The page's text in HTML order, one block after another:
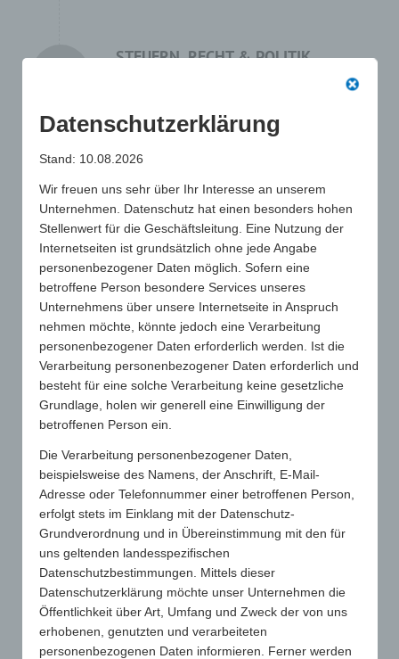
STEUERN, RECHT & POLITIK
vollständige Anerkennung von
Werbeartikeln als Betriebsausgabe.
Als eingetragener Interessenvertreter
(Lobbyregister-Nr.: R002424) handelt der
Gesamtverband GWW in Übereinstimmung
mit dem Verhaltenskodex für
Interessenvertreterinnen und
Interessenvertreter im Rahmen des
Lobbyregistergesetzes.
INTERESSENVERTRETUNG
Der GWW ist Mitglied im BGA
(Bundesverband Großhandel, Außenhandel,
Dienstleistungen e.V.) sowie im ZAW
(Zentralverband der deutschen
Werbewirtschaft e.V.) und vertritt dort die
Interessen und Belange der Mitglieder.
SERVICE & ANGEBOTE
Kontinuierlicher Auf- und Ausbau unseres
Leistungsspektrums mit exklusiven Service-
und Dienstleistungsangeboten für
Mitglieder.
Datenschutzerklärung
Stand: 10.08.2026
Wir freuen uns sehr über Ihr Interesse an unserem
Unternehmen. Datenschutz hat einen besonders hohen
Stellenwert für die Geschäftsleitung. Eine Nutzung der
Internetseiten ist grundsätzlich ohne jede Angabe
personenbezogener Daten möglich. Sofern eine
betroffene Person besondere Services unseres
Unternehmens über unsere Internetseite in Anspruch
nehmen möchte, könnte jedoch eine Verarbeitung
personenbezogener Daten erforderlich werden. Ist die
Verarbeitung personenbezogener Daten erforderlich und
besteht für eine solche Verarbeitung keine gesetzliche
Grundlage, holen wir generell eine Einwilligung der
betroffenen Person ein.
Die Verarbeitung personenbezogener Daten,
beispielsweise des Namens, der Anschrift, E-Mail-
Adresse oder Telefonnummer einer betroffenen Person,
erfolgt stets im Einklang mit der Datenschutz-
Grundverordnung und in Übereinstimmung mit den für
uns geltenden landesspezifischen
Datenschutzbestimmungen. Mittels dieser
Datenschutzerklärung möchte unser Unternehmen die
Öffentlichkeit über Art, Umfang und Zweck der von uns
erhobenen, genutzten und verarbeiteten
personenbezogenen Daten informieren. Ferner werden